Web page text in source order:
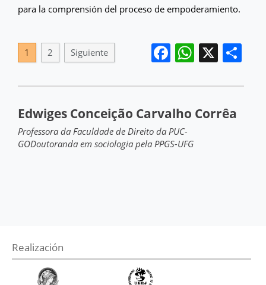
para la comprensión del proceso de empoderamiento.
Facebook
X
1 2 Siguiente
Edwiges Conceição Carvalho Corrêa
Professora da Faculdade de Direito da PUC-
GODoutoranda em sociologia pela PPGS-UFG
Realización